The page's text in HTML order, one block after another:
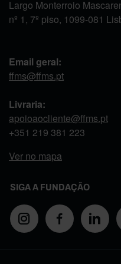
Largo Monterroio
nº 1, 7º piso, 1099-081
Email geral:
ffms@ffms.pt
Livraria:
apoioaocliente@ffms.pt
+351 219 381 223
Ver no mapa
SIGA A FUNDAÇÃO